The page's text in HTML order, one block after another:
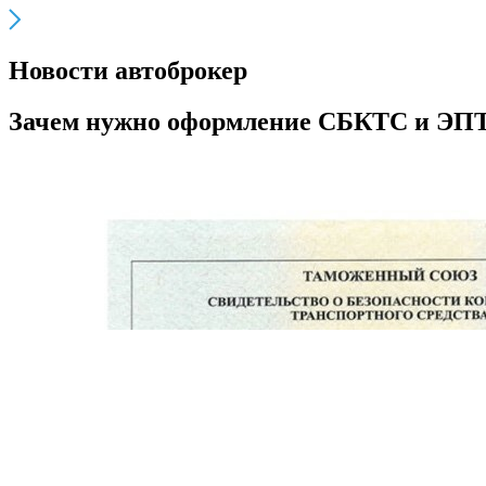
Новости автоброкер
Зачем нужно оформление СБКТС и